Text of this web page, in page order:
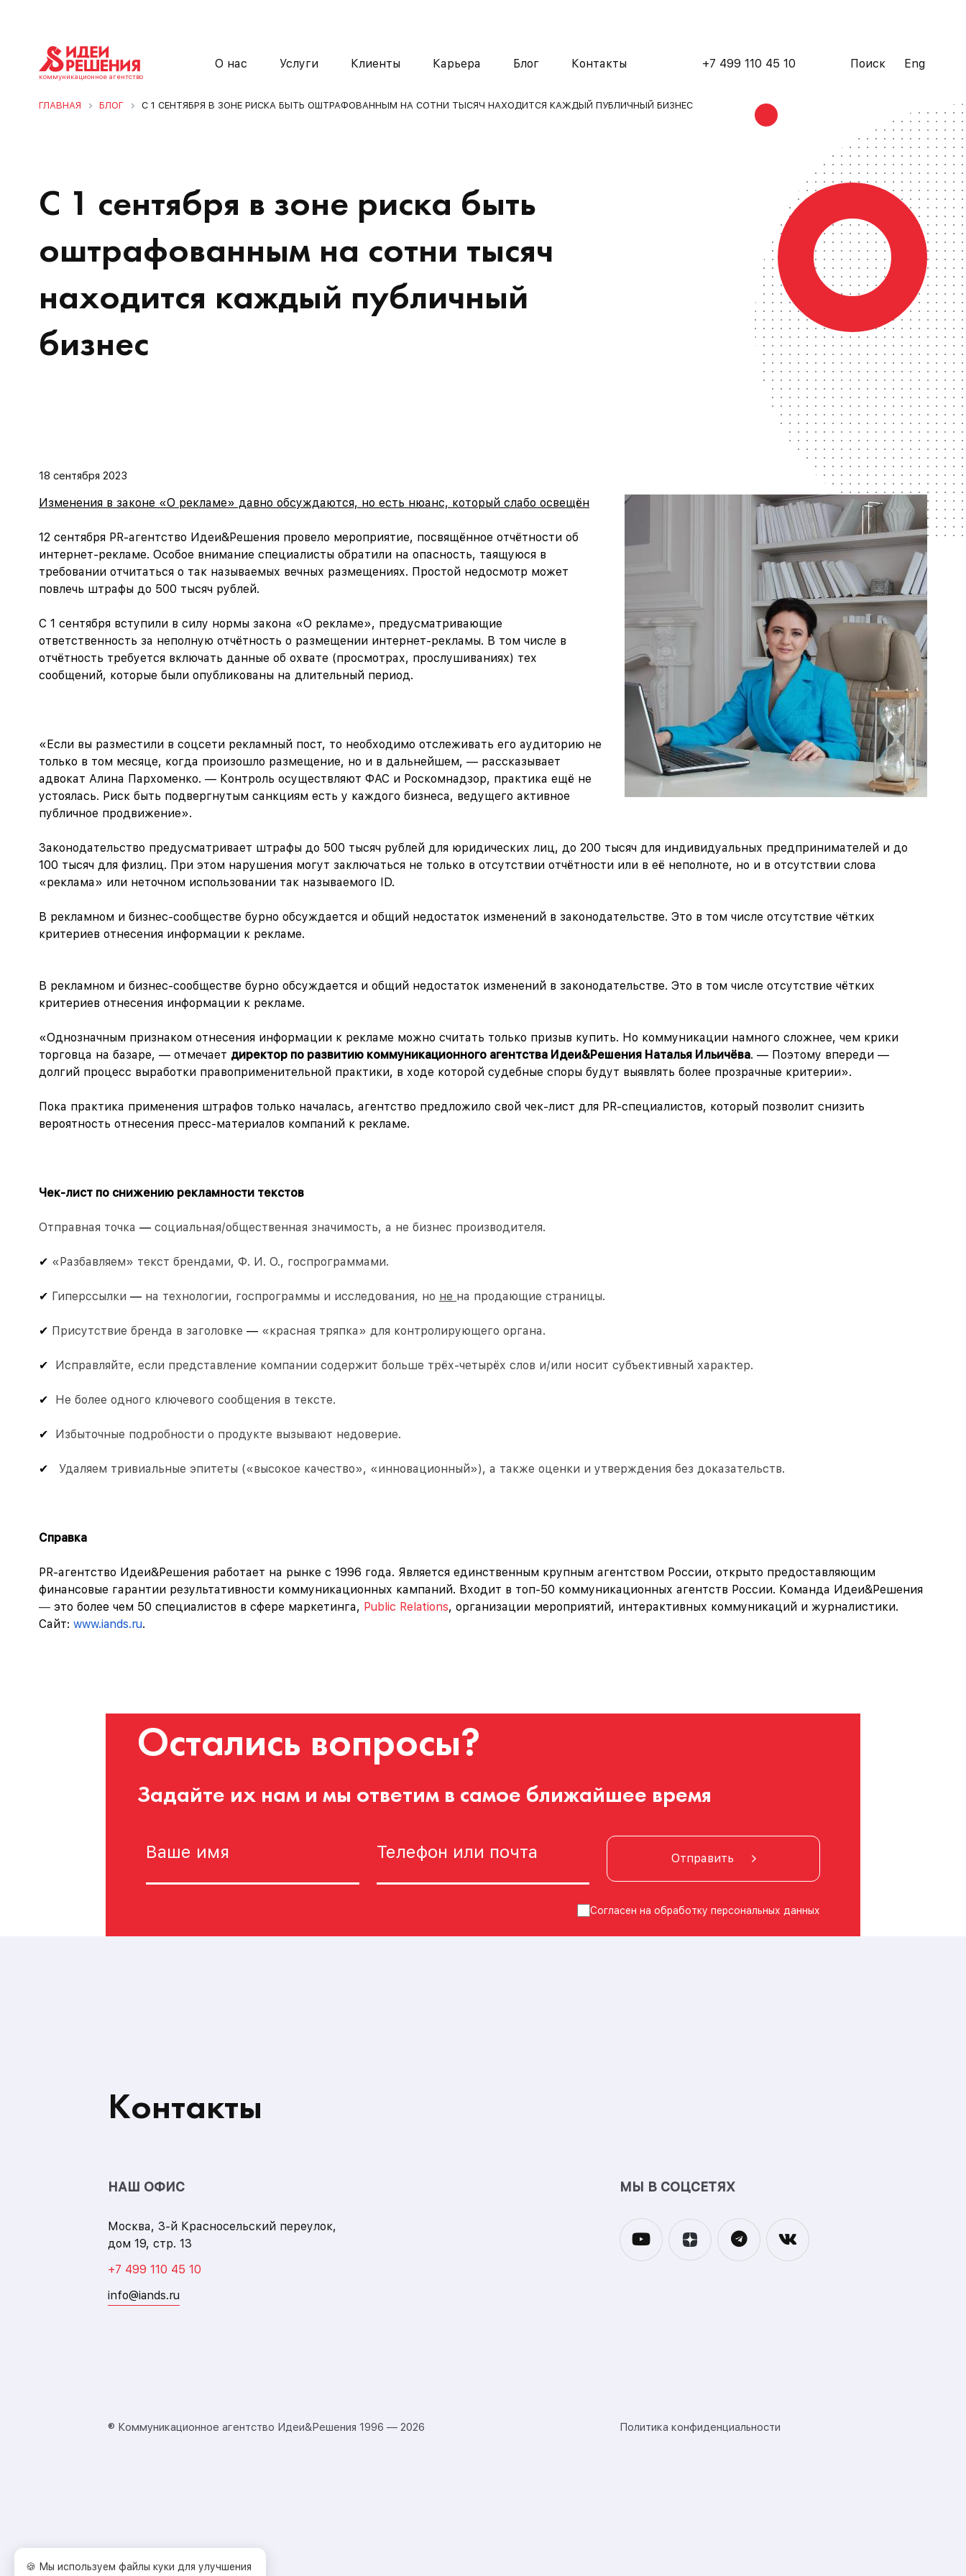
коммуникационное агентство
О нас Услуги Клиенты Карьера Блог Контакты +7 499 110 45 10 Поиск Eng
ГЛАВНАЯ БЛОГ С 1 СЕНТЯБРЯ В ЗОНЕ РИСКА БЫТЬ ОШТРАФОВАННЫМ НА СОТНИ ТЫСЯЧ НАХОДИТСЯ КАЖДЫЙ ПУБЛИЧНЫЙ БИЗНЕС
С 1 сентября в зоне риска быть
оштрафованным на сотни тысяч
находится каждый публичный
бизнес
18 сентября 2023
Изменения в законе «О рекламе» давно обсуждаются, но есть нюанс, который слабо освещён
12 сентября PR-агентство Идеи&Решения провело мероприятие, посвящённое отчётности об
интернет-рекламе. Особое внимание специалисты обратили на опасность, таящуюся в
требовании отчитаться о так называемых вечных размещениях. Простой недосмотр может
повлечь штрафы до 500 тысяч рублей.
С 1 сентября вступили в силу нормы закона «О рекламе», предусматривающие
ответственность за неполную отчётность о размещении интернет-рекламы. В том числе в
отчётность требуется включать данные об охвате (просмотрах, прослушиваниях) тех
сообщений, которые были опубликованы на длительный период.
«Если вы разместили в соцсети рекламный пост, то необходимо отслеживать его аудиторию не
только в том месяце, когда произошло размещение, но и в дальнейшем, — рассказывает
адвокат Алина Пархоменко. — Контроль осуществляют ФАС и Роскомнадзор, практика ещё не
устоялась. Риск быть подвергнутым санкциям есть у каждого бизнеса, ведущего активное
публичное продвижение».
Законодательство предусматривает штрафы до 500 тысяч рублей для юридических лиц, до 200 тысяч для индивидуальных предпринимателей и до
100 тысяч для физлиц. При этом нарушения могут заключаться не только в отсутствии отчётности или в её неполноте, но и в отсутствии слова
«реклама» или неточном использовании так называемого ID.
В рекламном и бизнес-сообществе бурно обсуждается и общий недостаток изменений в законодательстве. Это в том числе отсутствие чётких
критериев отнесения информации к рекламе.
В рекламном и бизнес-сообществе бурно обсуждается и общий недостаток изменений в законодательстве. Это в том числе отсутствие чётких
критериев отнесения информации к рекламе.
«Однозначным признаком отнесения информации к рекламе можно считать только призыв купить. Но коммуникации намного сложнее, чем крики
торговца на базаре, — отмечает директор по развитию коммуникационного агентства Идеи&Решения Наталья Ильичёва. — Поэтому впереди —
долгий процесс выработки правоприменительной практики, в ходе которой судебные споры будут выявлять более прозрачные критерии».
Пока практика применения штрафов только началась, агентство предложило свой чек-лист для PR-специалистов, который позволит снизить
вероятность отнесения пресс-материалов компаний к рекламе.
Чек-лист по снижению рекламности текстов
Отправная точка — социальная/общественная значимость, а не бизнес производителя.
✔ «Разбавляем» текст брендами, Ф. И. О., госпрограммами.
✔ Гиперссылки — на технологии, госпрограммы и исследования, но не на продающие страницы.
✔ Присутствие бренда в заголовке — «красная тряпка» для контролирующего органа.
✔ Исправляйте, если представление компании содержит больше трёх-четырёх слов и/или носит субъективный характер.
✔ Не более одного ключевого сообщения в тексте.
✔ Избыточные подробности о продукте вызывают недоверие.
✔ Удаляем тривиальные эпитеты («высокое качество», «инновационный»), а также оценки и утверждения без доказательств.
Справка
PR-агентство Идеи&Решения работает на рынке с 1996 года. Является единственным крупным агентством России, открыто предоставляющим
финансовые гарантии результативности коммуникационных кампаний. Входит в топ-50 коммуникационных агентств России. Команда Идеи&Решения
— это более чем 50 специалистов в сфере маркетинга, Public Relations, организации мероприятий, интерактивных коммуникаций и журналистики.
Сайт: www.iands.ru.
Остались вопросы?
Задайте их нам и мы ответим в самое ближайшее время
Отправить
Согласен на обработку персональных данных
Контакты
НАШ ОФИС
Москва, 3-й Красносельский переулок,
дом 19, стр. 13
+7 499 110 45 10
info@iands.ru
МЫ В СОЦСЕТЯХ
® Коммуникационное агентство Идеи&Решения 1996 — 2026 Политика конфиденциальности
🍪 Мы используем файлы куки для улучшения